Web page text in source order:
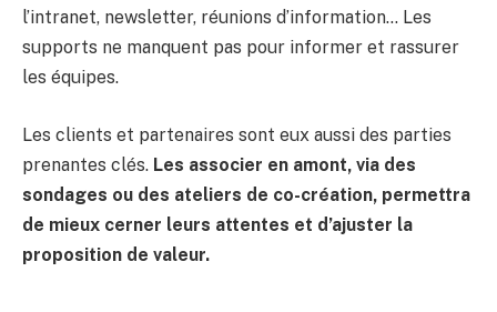
l’intranet, newsletter, réunions d’information… Les
supports ne manquent pas pour informer et rassurer
les équipes.
Les clients et partenaires sont eux aussi des parties
prenantes clés. Les associer en amont, via des
sondages ou des ateliers de co-création, permettra
de mieux cerner leurs attentes et d’ajuster la
proposition de valeur.